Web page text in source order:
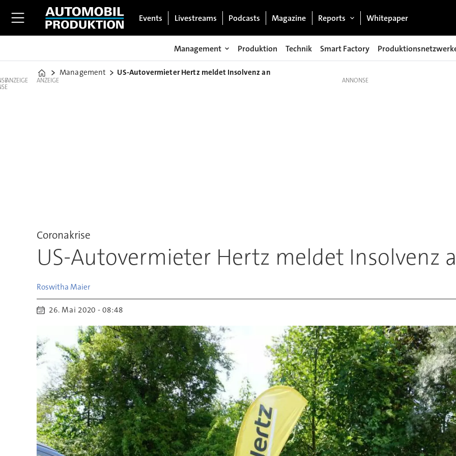
Events Livestreams Podcasts Magazine Reports Whitepaper
Management Produktion Technik Smart Factory
Home
Management US-Autovermieter Hertz meldet Insolvenz an
ANZEIGE ANZEIGE
Coronakrise
US-Autovermieter Hertz meldet Insolvenz
Roswitha Maier
26. Mai 2020 - 08:48